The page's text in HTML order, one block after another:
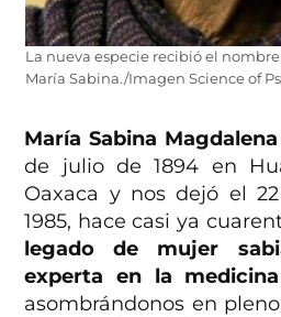
La nueva especie recibió el
María Sabina./Imagen Science of
María Sabina
de julio de 1894 en
Oaxaca y nos dejó el
1985, hace casi ya
legado de mujer
experta en la
asombrándonos en